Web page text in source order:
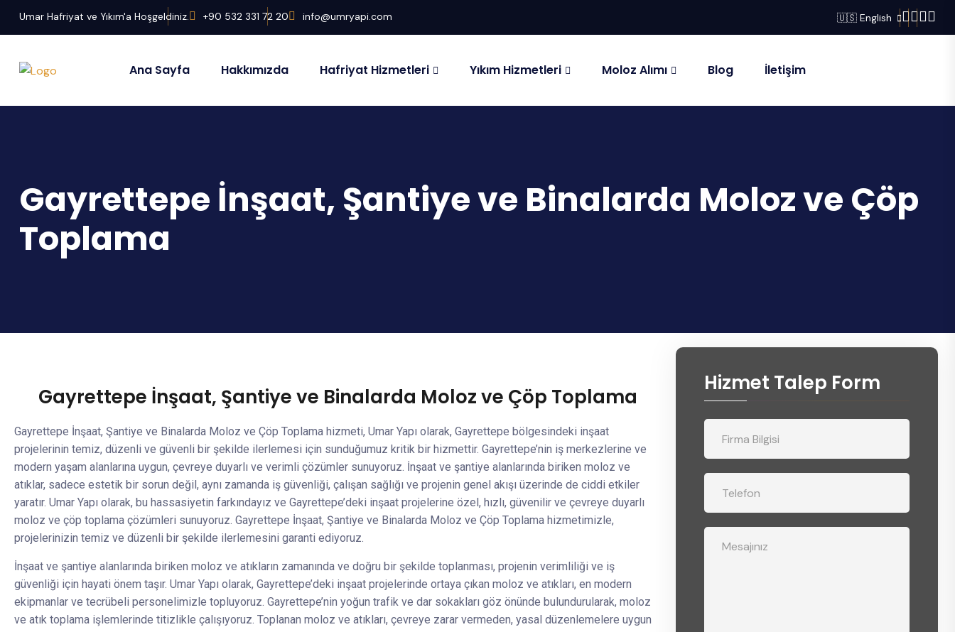
Umar Hafriyat ve Yıkım'a Hoşgeldiniz. +90 532 331 72 20 info@umryapi.com 🇺🇸 English
Ana Sayfa Hakkımızda Hafriyat Hizmetleri Yıkım Hizmetleri Moloz Alımı Blog İletişim
Gayrettepe İnşaat, Şantiye ve Binalarda Moloz ve Çöp
Toplama
Gayrettepe İnşaat, Şantiye ve Binalarda Moloz ve Çöp Toplama
Gayrettepe İnşaat, Şantiye ve Binalarda Moloz ve Çöp Toplama hizmeti, Umar Yapı olarak, Gayrettepe bölgesindeki inşaat
projelerinin temiz, düzenli ve güvenli bir şekilde ilerlemesi için sunduğumuz kritik bir hizmettir. Gayrettepe’nin iş merkezlerine ve
modern yaşam alanlarına uygun, çevreye duyarlı ve verimli çözümler sunuyoruz. İnşaat ve şantiye alanlarında biriken moloz ve
atıklar, sadece estetik bir sorun değil, aynı zamanda iş güvenliği, çalışan sağlığı ve projenin genel akışı üzerinde de ciddi etkiler
yaratır. Umar Yapı olarak, bu hassasiyetin farkındayız ve Gayrettepe’deki inşaat projelerine özel, hızlı, güvenilir ve çevreye duyarlı
moloz ve çöp toplama çözümleri sunuyoruz. Gayrettepe İnşaat, Şantiye ve Binalarda Moloz ve Çöp Toplama hizmetimizle,
projelerinizin temiz ve düzenli bir şekilde ilerlemesini garanti ediyoruz.
İnşaat ve şantiye alanlarında biriken moloz ve atıkların zamanında ve doğru bir şekilde toplanması, projenin verimliliği ve iş
güvenliği için hayati önem taşır. Umar Yapı olarak, Gayrettepe’deki inşaat projelerinde ortaya çıkan moloz ve atıkları, en modern
ekipmanlar ve tecrübeli personelimizle topluyoruz. Gayrettepe’nin yoğun trafik ve dar sokakları göz önünde bulundurularak, moloz
ve atık toplama işlemlerinde titizlikle çalışıyoruz. Toplanan moloz ve atıkları, çevreye zarar vermeden, yasal düzenlemelere uygun
Hizmet Talep Form